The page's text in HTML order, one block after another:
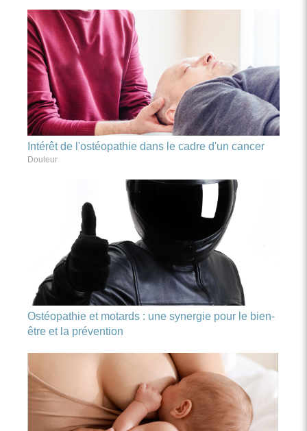
Intérêt de l'ostéopathie dans le cadre d'un cancer
Douleur
Ostéopathie et motards : une synergie pour le bien-
être et la prévention